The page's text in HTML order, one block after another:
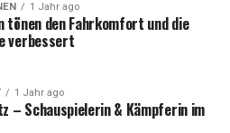
1 Jahr ago
tönen den Fahrkomfort und die
verbessert
1 Jahr ago
– Schauspielerin & Kämpferin im